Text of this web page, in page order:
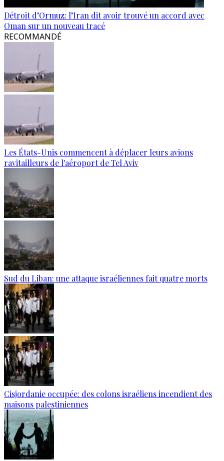
Détroit d’Ormuz: l’Iran dit avoir trouvé un accord avec
Oman sur un nouveau tracé
RECOMMANDÉ
Les États-Unis commencent à déplacer leurs avions
ravitailleurs de l'aéroport de Tel Aviv
Sud du Liban: une attaque israéliennes fait quatre morts
Cisjordanie occupée: des colons israéliens incendient des
maisons palestiniennes